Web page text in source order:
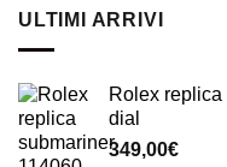
ULTIMI ARRIVI
Rolex
dial
349,00€